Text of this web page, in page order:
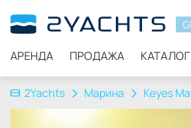
АРЕНДА ПРОДАЖА КАТАЛОГ
2Yachts Марина Keyes